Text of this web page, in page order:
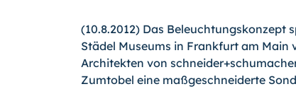
(10.8.2012) Das Beleuchtungskonzept
Städel Museums in Frankfurt am Main
Architekten von
Zumtobel eine maßgeschneiderte